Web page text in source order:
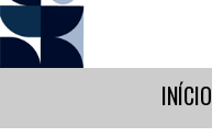
INÍCIO